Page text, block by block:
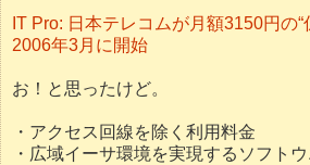
IT Pro: 日本テレコムが月額3150円の“
2006年3月に開始
お！と思ったけど。
・アクセス回線を除く利用料金
・広域イーサ環境を実現するソフト